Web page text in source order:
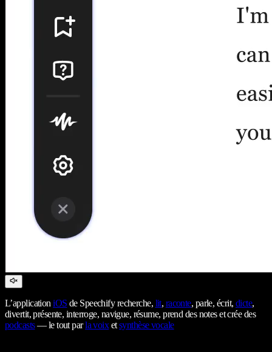
L’applicationiOS de Speechify recherche, lit, raconte, parle, écrit, dicte,
divertit, présente, interroge, navigue, résume, prend des notes et crée des
podcasts— le tout parla voixetsynthèse vocale